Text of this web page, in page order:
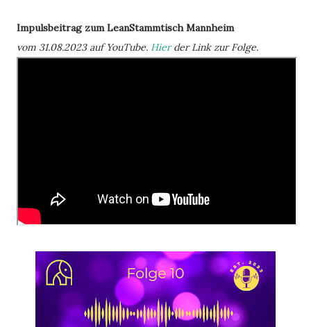
Impulsbeitrag zum LeanStammtisch Mannheim
vom 31.08.2023 auf YouTube. Hierder Link zur Folge.